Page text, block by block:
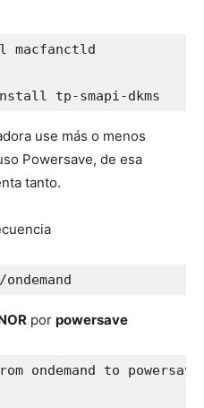
macfanctld
tp-smapi-dkms
use más o menos
Powersave, de esa
tanto.
por powersave
ondemand to powersave